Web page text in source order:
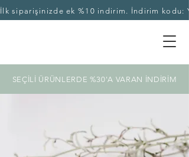
İlk siparişinizde ek %10 indirim. İndirim kodu:
SEÇİLİ ÜRÜNLERDE %30'A VARAN İNDİRİM